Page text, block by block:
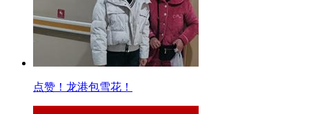
点赞！龙港包雪花！